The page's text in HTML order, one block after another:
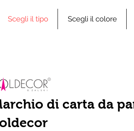
Scegli il tipo Scegli il colore
di carta da